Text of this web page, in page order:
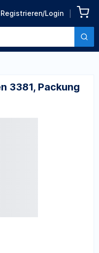
Registrieren/Login
Zurück zu den Produktdetails
3381, Packung